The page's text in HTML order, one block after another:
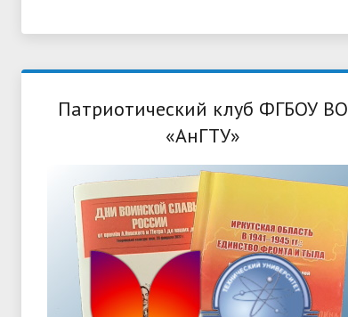
Патриотический клуб ФГБОУ ВО
«АнГТУ»